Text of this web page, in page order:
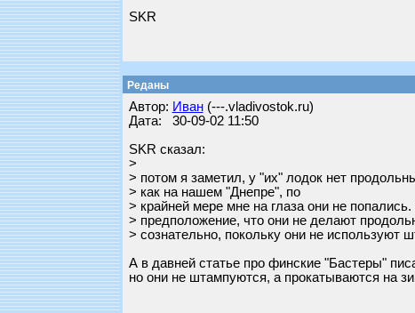
SKR
Реданы
Автор: Иван(---.vladivostok.ru)
Дата: 30-09-02 11:50
SKR сказал:
>
> потом я заметил, у "их" лодок нет
> как на нашем "Днепре", по
> крайней мере мне на глаза они не
> предположение, что они не делают
> сознательно, покольку они не используют
А в давней статье про финские "Бастеры"
но они не штампуются, а прокатываются на